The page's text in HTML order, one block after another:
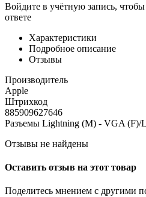
Войдите в учётную запись,
ответе
Характеристики
Подробное описание
Отзывы
Производитель
Apple
Штрихкод
885909627646
Разъемы Lightning (M) - VGA (F)/
Отзывы не найдены
Оставить отзыв на этот товар
Поделитесь мнением с другими